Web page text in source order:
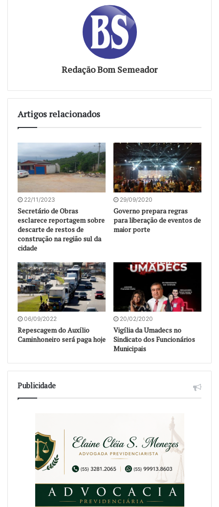
Redação Bom Semeador
Artigos relacionados
22/11/2023
Secretário de Obras
esclarece reportagem sobre
descarte de restos de
construção na região sul da
cidade
29/09/2020
Governo prepara regras
para liberação de eventos de
maior porte
06/09/2022
Repescagem do Auxílio
Caminhoneiro será paga hoje
20/02/2020
Vigília da Umadecs no
Sindicato dos Funcionários
Municipais
Publicidade